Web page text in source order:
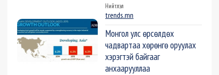
Нийтлэл
trends.mn
Монгол улс өрсөлдөх
чадвартаа хөрөнгө оруулах
хэрэгтэй байгааг
анхаарууллаа